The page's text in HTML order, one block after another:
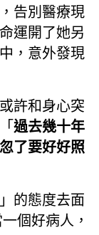
告別醫療現
運開了她另
，意外發現
許和身心突
過去幾十年
了要好好照
的態度去面
個好病人，